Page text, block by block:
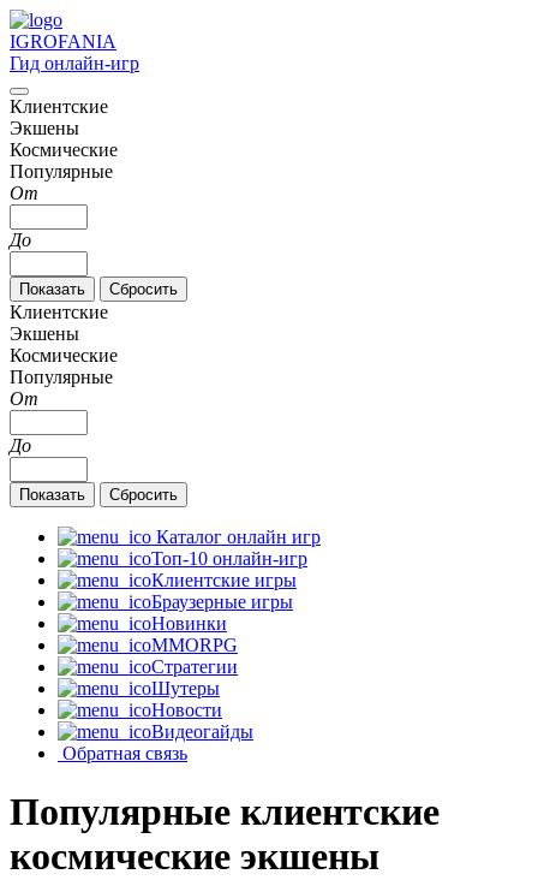
IGROFANIA
Гид онлайн-игр
Клиентские
Экшены
Космические
Популярные
От
До
Клиентские
Экшены
Космические
Популярные
От
До
Каталог онлайн игр
Топ-10 онлайн-игр
Клиентские игры
Браузерные игры
Новинки
MMORPG
Стратегии
Шутеры
Новости
Видеогайды
Обратная связь
Популярные клиентские
космические экшены